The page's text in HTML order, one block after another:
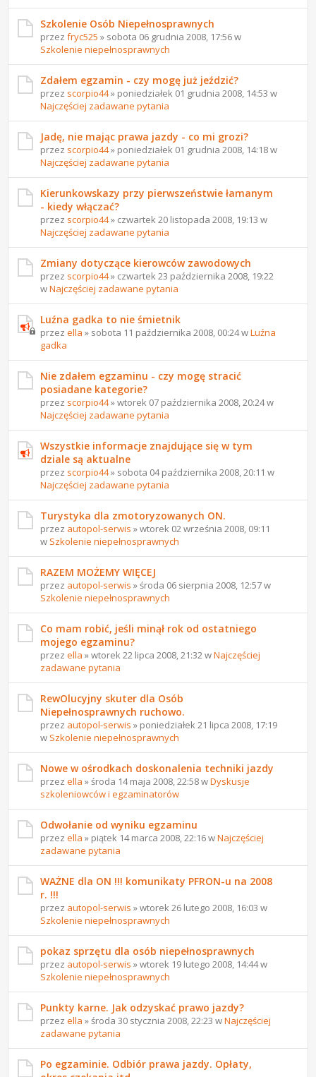
Szkolenie Osób Niepełnosprawnych
przezfryc525 » sobota 06 grudnia 2008, 17:56 w
Szkolenie niepełnosprawnych
Zdałem egzamin - czy mogę już jeździć?
przez scorpio44» poniedziałek 01 grudnia 2008, 14:53 w
Najczęściej zadawane pytania
Jadę, nie mając prawa jazdy - co mi grozi?
przez scorpio44» poniedziałek 01 grudnia 2008, 14:18 w
Najczęściej zadawane pytania
Kierunkowskazy przy pierwszeństwie łamanym
- kiedy włączać?
przez scorpio44» czwartek 20 listopada 2008, 19:13 w
Najczęściej zadawane pytania
Zmiany dotyczące kierowców zawodowych
przez scorpio44» czwartek 23 października 2008, 19:22
wNajczęściej zadawane pytania
Luźna gadka to nie śmietnik
przezella » sobota 11 października 2008, 00:24 wLuźna
gadka
Nie zdałem egzaminu - czy mogę stracić
posiadane kategorie?
przez scorpio44» wtorek 07 października 2008, 20:24 w
Najczęściej zadawane pytania
Wszystkie informacje znajdujące się w tym
dziale są aktualne
przez scorpio44» sobota 04 października 2008, 20:11 w
Najczęściej zadawane pytania
Turystyka dla zmotoryzowanych ON.
przez autopol-serwis » wtorek 02 września 2008, 09:11
w Szkolenie niepełnosprawnych
RAZEM MOŻEMY WIĘCEJ
przez autopol-serwis » środa 06 sierpnia 2008, 12:57 w
Szkolenie niepełnosprawnych
Co mam robić, jeśli minął rok od ostatniego
mojego egzaminu?
przezella » wtorek 22 lipca 2008, 21:32 wNajczęściej
zadawane pytania
RewOlucyjny skuter dla Osób
Niepełnosprawnych ruchowo.
przez autopol-serwis » poniedziałek 21 lipca 2008, 17:19
w Szkolenie niepełnosprawnych
Nowe w ośrodkach doskonalenia techniki jazdy
przezella » środa 14 maja 2008, 22:58 wDyskusje
szkoleniowców i egzaminatorów
Odwołanie od wyniku egzaminu
przezella » piątek 14 marca 2008, 22:16 wNajczęściej
zadawane pytania
WAŻNE dla ON !!! komunikaty PFRON-u na 2008
r. !!!
przez autopol-serwis » wtorek 26 lutego 2008, 16:03 w
Szkolenie niepełnosprawnych
pokaz sprzętu dla osób niepełnosprawnych
przez autopol-serwis » wtorek 19 lutego 2008, 14:44 w
Szkolenie niepełnosprawnych
Punkty karne. Jak odzyskać prawo jazdy?
przezella » środa 30 stycznia 2008, 22:23 wNajczęściej
zadawane pytania
Po egzaminie. Odbiór prawa jazdy. Opłaty,